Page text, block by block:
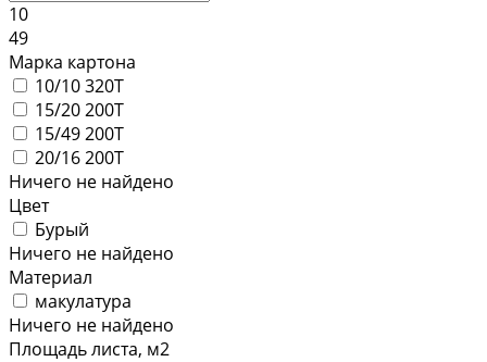
10
49
Марка картона
10/10 320Т
15/20 200Т
15/49 200Т
20/16 200Т
Ничего не найдено
Цвет
Бурый
Ничего не найдено
Материал
макулатура
Ничего не найдено
Площадь листа, м2